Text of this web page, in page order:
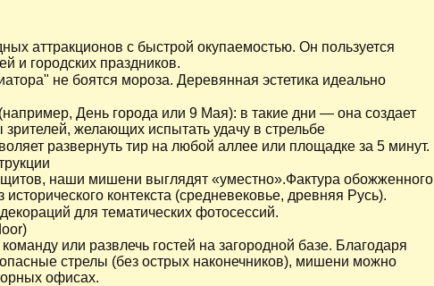
аттракционов с быстрой окупаемостью. Он пользуется
и городских праздников.
не боятся мороза. Деревянная эстетика идеально
День города или 9 Мая): в такие дни — она создает
желающих испытать удачу в стрельбе
развернуть тир на любой аллее или площадке за 5 минут.
наши мишени выглядят «уместно».Фактура обожженного
контекста (средневековье, древняя Русь).
для тематических фотосессий.
или развлечь гостей на загородной базе. Благодаря
стрелы (без острых наконечников), мишени можно
офисах.